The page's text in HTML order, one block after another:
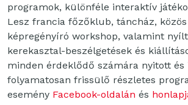
programok, különféle interaktív
Lesz francia főzőklub, táncház,
képregényíró workshop, valamint
kerekasztal-beszélgetések és
minden érdeklődő számára nyitott és
folyamatosan frissülő részletes
esemény Facebook-oldalán és